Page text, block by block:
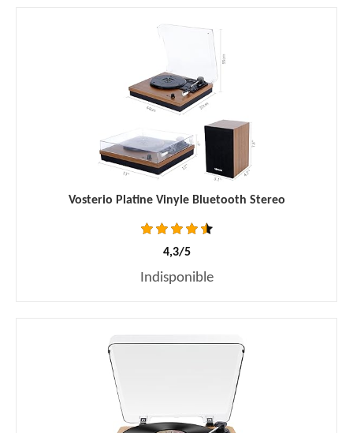
Vosterio Platine Vinyle Bluetooth Stereo
4,3/5
Indisponible